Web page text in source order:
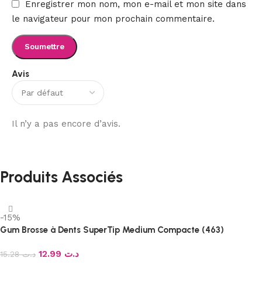
Avis
Il n’y a pas encore d’avis.
Enregistrer mon nom, mon e-mail et mon site dans
le navigateur pour mon prochain commentaire.
Produits Associés
-15%
Gum Brosse à Dents SuperTip Medium Compacte (463)
د.ت15.28 د.ت